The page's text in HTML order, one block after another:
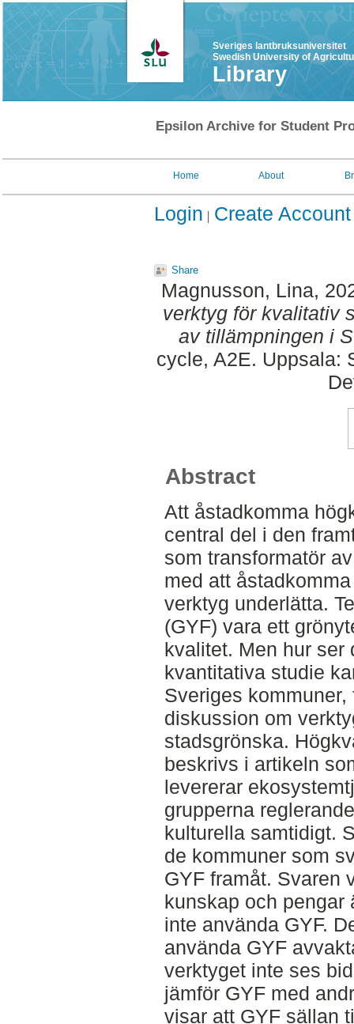
Sveriges lantbruksuniversitet
Swedish University of
Library
Epsilon Archive for Student
Home About
Login Create Account
Share
Magnusson, Lina,
verktyg för kvalitativ
av tillämpningen i
cycle, A2E. Uppsala:
Abstract
Att åstadkomma
central del i den
som transformatör
med att
verktyg underlätta.
(GYF) vara ett
kvalitet. Men hur ser
kvantitativa studie
Sveriges
diskussion om
stadsgrönska.
beskrivs i artikeln
levererar
grupperna
kulturella samtidigt.
de kommuner som
GYF framåt. Svaren
kunskap och pengar
inte använda GYF.
använda GYF
verktyget inte ses
jämför GYF med
visar att GYF sällan